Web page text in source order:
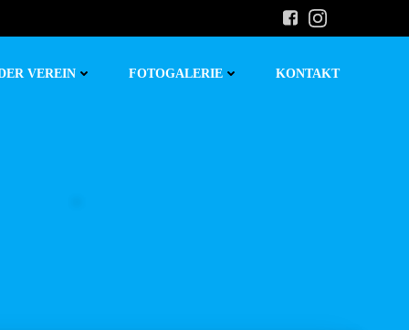
VEREIN FOTOGALERIE KONTAKT